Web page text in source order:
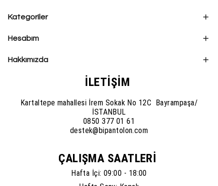
Kategoriler
Hesabım
Hakkımızda
İLETİŞİM
Kartaltepe mahallesi İrem Sokak No 12C Bayrampaşa/
İSTANBUL
0850 377 01 61
destek@bipantolon.com
ÇALIŞMA SAATLERİ
Hafta İçi: 09:00 - 18:00